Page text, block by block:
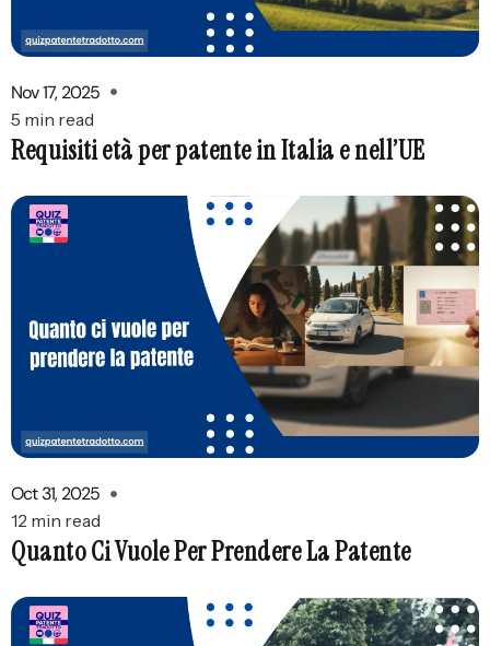
Nov 17, 2025
5 min read
Requisiti età per patente in Italia e nell’UE
Oct 31, 2025
12 min read
Quanto Ci Vuole Per Prendere La Patente